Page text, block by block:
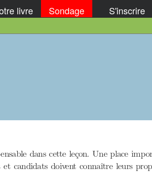
livre Sondage S'inscrire
dans cette leçon. Une place
candidats doivent connaître leurs